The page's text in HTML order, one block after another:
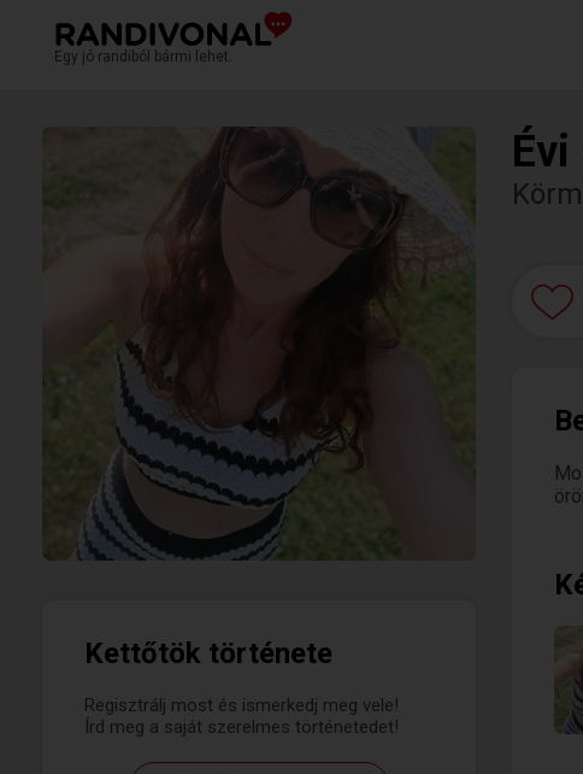
Egy jó randiból bármi lehet.
Kettőtök története
Regisztrálj most és ismerkedj meg vele!
Írd meg a saját szerelmes történetedet!
Évi